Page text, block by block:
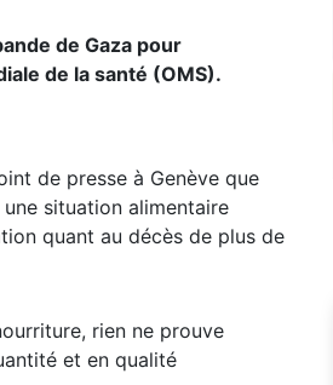
de Gaza pour
de la santé (OMS).
de presse à Genève que
situation alimentaire
quant au décès de plus de
rien ne prouve
et en qualité